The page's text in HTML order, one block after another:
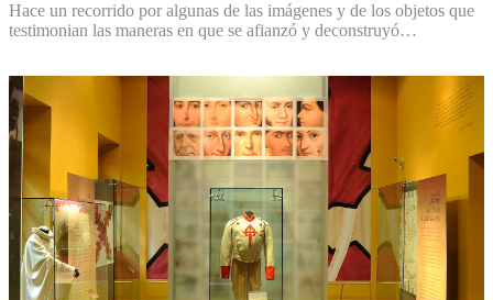
Hace un recorrido por algunas de las imágenes y de los objetos que
testimonian las maneras en que se afianzó y deconstruyó…